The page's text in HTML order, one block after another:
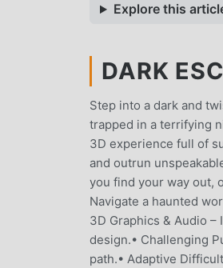
Explore this
DARK
Step into a dark and
trapped in a terrifying
3D experience full of
and outrun
you find your way out,
Navigate a haunted
3D Graphics & Audio
design.• Challenging
path.• Adaptive